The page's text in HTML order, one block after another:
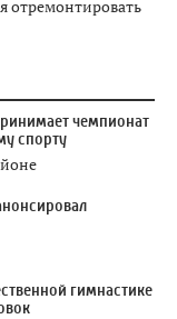
отремонтировать
чемпионат
спорту
гимнастике